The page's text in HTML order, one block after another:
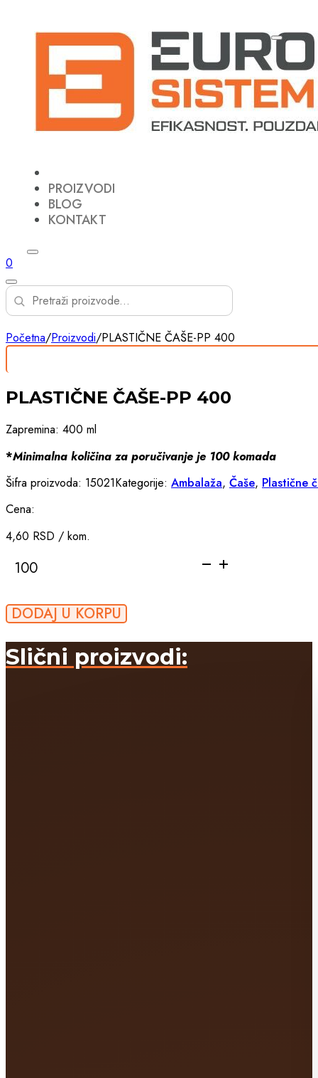
PROIZVODI
BLOG
KONTAKT
0
Početna/Proizvodi/PLASTIČNE ČAŠE-PP 400
PLASTIČNE ČAŠE-PP 400
Zapremina: 400 ml
*Minimalna količina za poručivanje je 100 komada
Šifra proizvoda: 15021Kategorije: Ambalaža, Čaše, Plastične
Cena:
4,60 RSD / kom.
PLASTIČNE
ČAŠE-
400
količina
DODAJ U KORPU
Slični proizvodi: